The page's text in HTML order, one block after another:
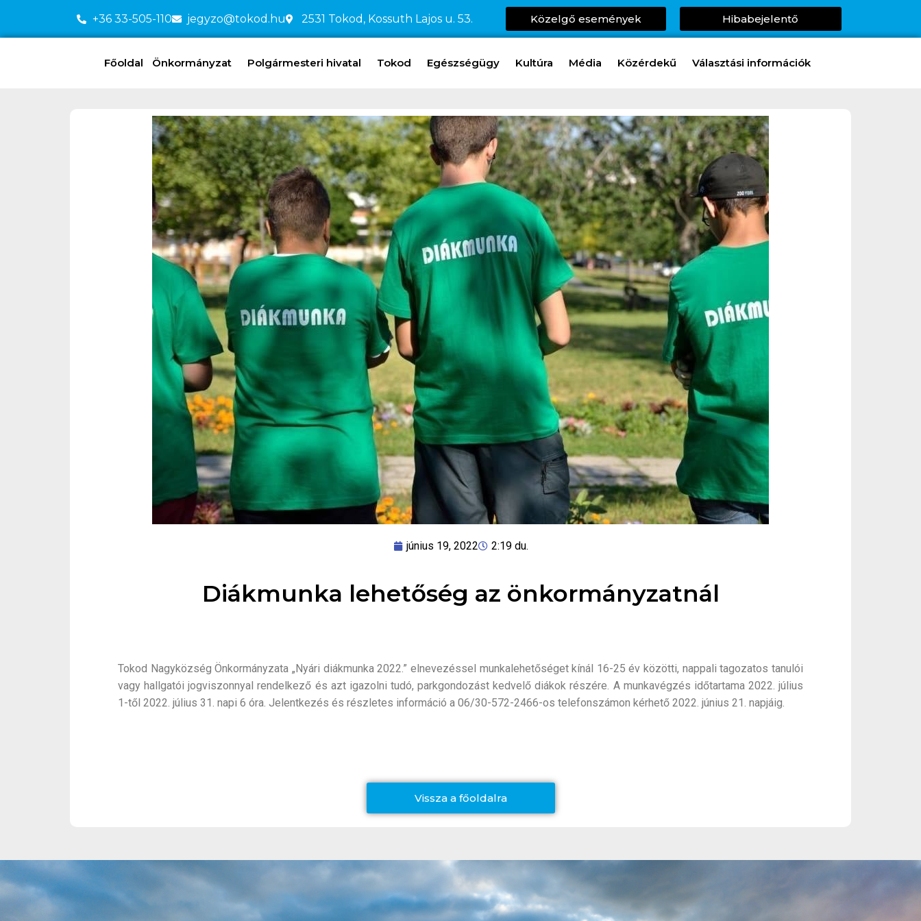
+36 33-505-110 jegyzo@tokod.hu 2531 Tokod, Kossuth Lajos u. 53. Közelgő események Hibabejelentő
Főoldal Önkormányzat Polgármesteri hivatal Tokod Egészségügy Kultúra Média Közérdekű Választási információk
június 19, 2022 2:19 du.
Diákmunka lehetőség az önkormányzatnál
Tokod Nagyközség Önkormányzata „Nyári diákmunka 2022.” elnevezéssel munkalehetőséget kínál 16-25 év közötti, nappali tagozatos tanulói
vagy hallgatói jogviszonnyal rendelkező és azt igazolni tudó, parkgondozást kedvelő diákok részére. A munkavégzés időtartama 2022. július
1-től 2022. július 31. napi 6 óra. Jelentkezés és részletes információ a 06/30-572-2466-os telefonszámon kérhető 2022. június 21. napjáig.
Vissza a főoldalra